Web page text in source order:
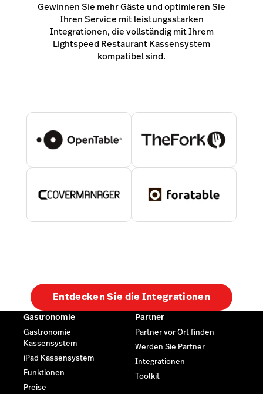
Gewinnen Sie mehr Gäste und optimieren Sie
Ihren Service mit leistungsstarken
Integrationen, die vollständig mit Ihrem
Lightspeed Restaurant Kassensystem
kompatibel sind.
Entdecken Sie die Integrationen
Gastronomie
Gastronomie
Kassensystem
iPad Kassensystem
Funktionen
Preise
Partner
Partner vor Ort finden
Werden Sie Partner
Integrationen
Toolkit